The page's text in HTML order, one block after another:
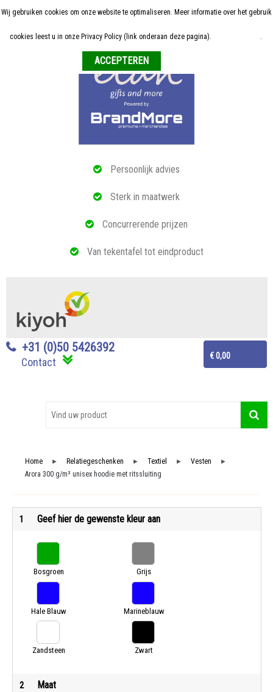
Persoonlijk advies
Sterk in maatwerk
Concurrerende prijzen
Van tekentafel tot eindproduct
€ 0,00
+31 (0)50 5426392
Contact
Home
ALLE RELATIEGESCHENKEN
Home ► Relatiegeschenken ► Textiel ► Vesten ►
Arora 300 g/m² unisex hoodie met ritssluiting
1 Geef hier de gewenste kleur aan
Bosgroen
Grijs
Gemêleerd
Hale Blauw Marineblauw
Zandsteen Zwart
2 Maat
Wij gebruiken cookies om onze website te optimaliseren. Meer informatie over het gebruik
cookies leest u in onze Privacy Policy (link onderaan deze pagina). .